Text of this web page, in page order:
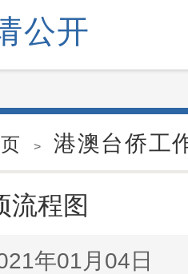
公开
> 港澳台侨工
流程图
年01月04日